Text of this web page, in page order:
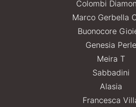
Colombi
Marco Gerbella
Buonocore
Genesia Perle
Meira T
Sabbadini
Alasia
Francesca